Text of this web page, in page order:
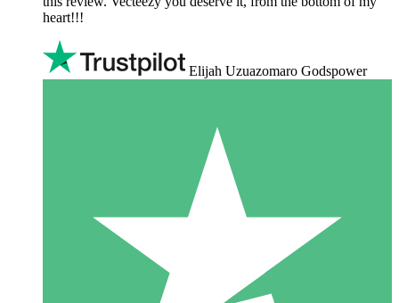
heart!!!
Elijah Uzuazomaro Godspower